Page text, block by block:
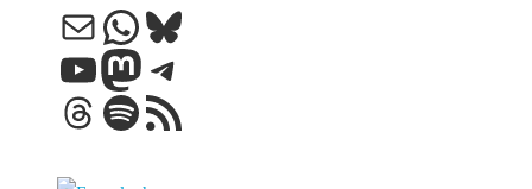
Correo electrónico
WhatsApp
Bluesky
YouTube
Mastodon
Telegram
Threads
Spotify
Feed RSS